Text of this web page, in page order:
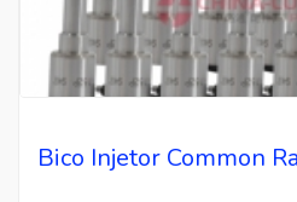
Bico Injetor Common